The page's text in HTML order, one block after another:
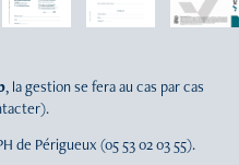
, la gestion se fera au cas par cas
de Périgueux (05 53 02 03 55).